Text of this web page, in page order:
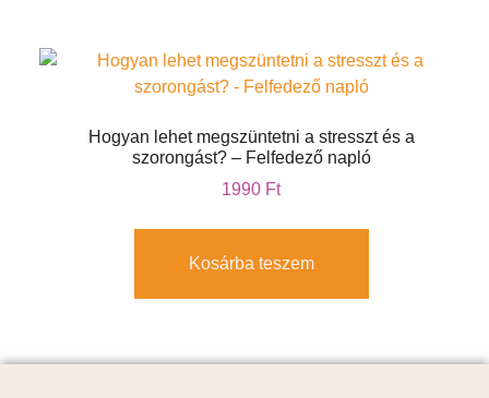
Hogyan lehet megszüntetni a stresszt és a
szorongást? – Felfedező napló
1990 Ft
Kosárba teszem